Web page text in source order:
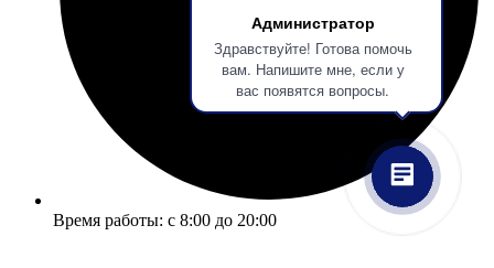
Администратор
Здравствуйте! Готова помочь
вам. Напишите мне, если у
вас появятся вопросы.
Время работы: с 8:00 до 20:00